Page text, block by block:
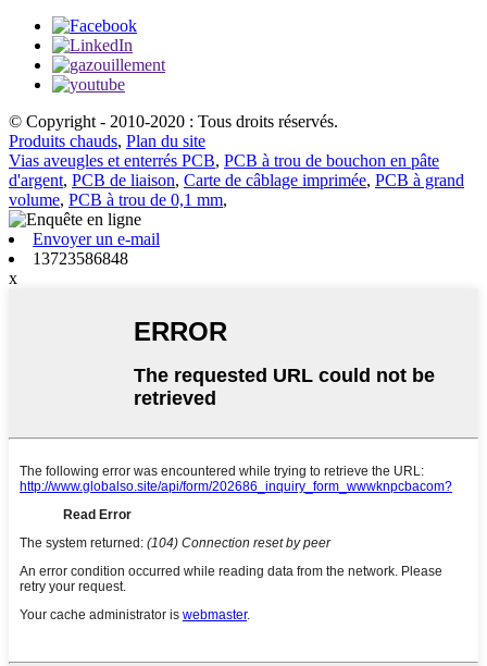
© Copyright - 2010-2020 : Tous droits réservés.
Produits chauds, Plan du site
Vias aveugles et enterrés PCB, PCB à trou de bouchon en pâte
d'argent, PCB de liaison, Carte de câblage imprimée, PCB à grand
volume, PCB à trou de 0,1 mm,
Envoyer un e-mail
13723586848
x